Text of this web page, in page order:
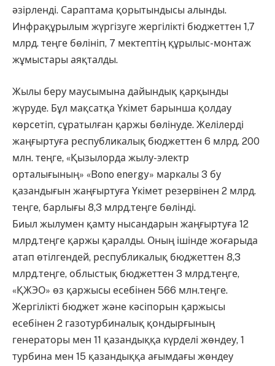
әзірленді. Сараптама қорытындысы алынды.
Инфрақұрылым жүргізуге жергілікті бюджеттен 1,7
млрд. теңге бөлініп, 7 мектептің құрылыс-монтаж
жұмыстары аяқталды.
Жылы беру маусымына дайындық қарқынды
жүруде. Бұл мақсатқа Үкімет барынша қолдау
көрсетіп, сұратылған қаржы бөлінуде. Желілерді
жаңғыртуға республикалық бюджеттен 6 млрд. 200
млн. теңге, «Қызылорда жылу-электр
орталығының» «Bono energy» маркалы 3 бу
қазандығын жаңғыртуға Үкімет резервінен 2 млрд.
теңге, барлығы 8,3 млрд.теңге бөлінді.
Биыл жылумен қамту нысандарын жаңғыртуға 12
млрд.теңге қаржы қаралды. Оның ішінде жоғарыда
атап өтілгендей, республикалық бюджеттен 8,3
млрд.теңге, облыстық бюджеттен 3 млрд.теңге,
«ҚЖЭО» өз қаржысы есебінен 566 млн.теңге.
Жергілікті бюджет және кәсіпорын қаржысы
есебінен 2 газотурбиналық қондырғының
генераторы мен 11 қазандыққа күрделі жөндеу, 1
турбина мен 15 қазандыққа ағымдағы жөндеу